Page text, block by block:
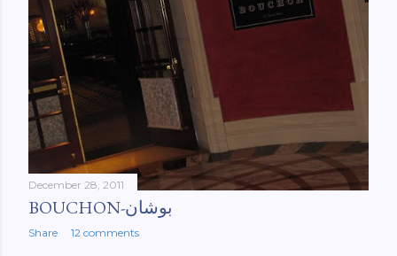
December 28, 2011
BOUCHON-بوشان
Share 12 comments